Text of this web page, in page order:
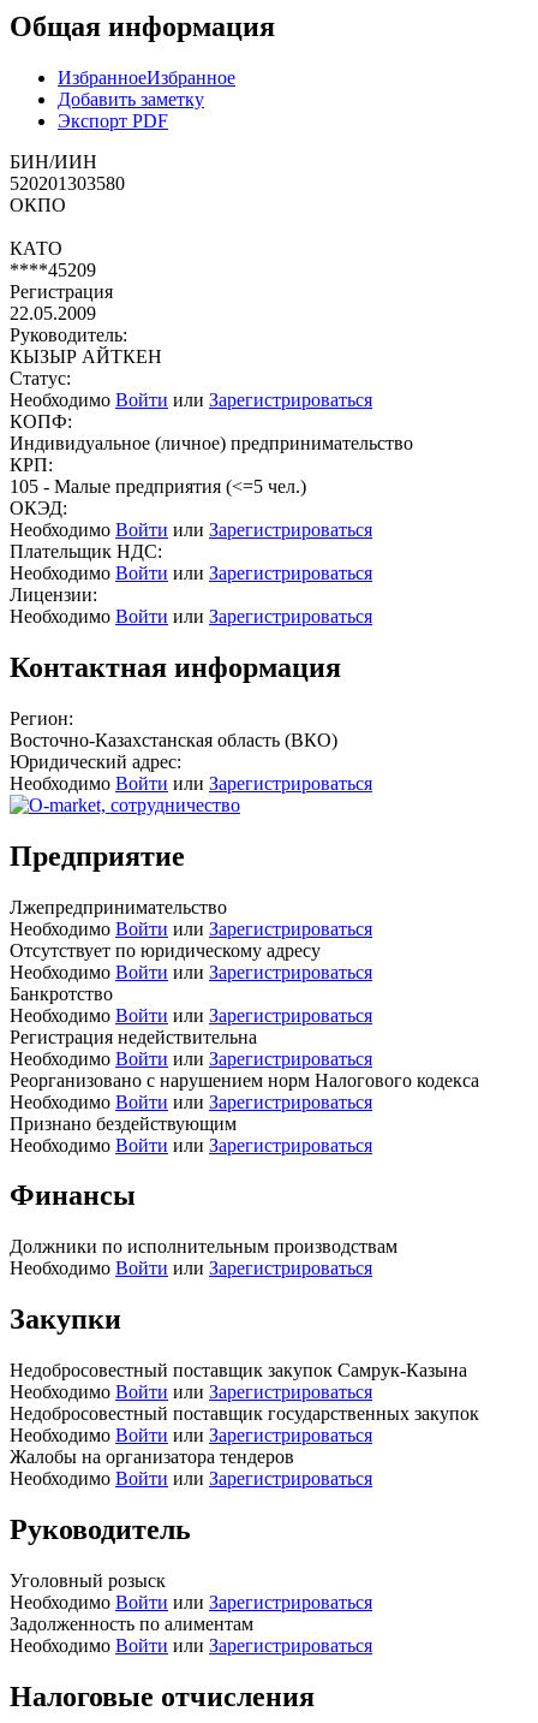
Общая информация
ИзбранноеИзбранное
Добавить заметку
Экспорт PDF
БИН/ИИН
520201303580
ОКПО
КАТО
****45209
Регистрация
22.05.2009
Руководитель:
КЫЗЫР АЙТКЕН
Статус:
Необходимо Войти или Зарегистрироваться
КОПФ:
Индивидуальное (личное) предпринимательство
КРП:
105 - Малые предприятия (<=5 чел.)
ОКЭД:
Необходимо Войти или Зарегистрироваться
Плательщик НДС:
Необходимо Войти или Зарегистрироваться
Лицензии:
Необходимо Войти или Зарегистрироваться
Контактная информация
Регион:
Восточно-Казахстанская область (ВКО)
Юридический адрес:
Необходимо Войти или Зарегистрироваться
Предприятие
Лжепредпринимательство
Необходимо Войти или Зарегистрироваться
Отсутствует по юридическому адресу
Необходимо Войти или Зарегистрироваться
Банкротство
Необходимо Войти или Зарегистрироваться
Регистрация недействительна
Необходимо Войти или Зарегистрироваться
Реорганизовано с нарушением норм Налогового кодекса
Необходимо Войти или Зарегистрироваться
Признано бездействующим
Необходимо Войти или Зарегистрироваться
Финансы
Должники по исполнительным производствам
Необходимо Войти или Зарегистрироваться
Закупки
Недобросовестный поставщик закупок Самрук-Казына
Необходимо Войти или Зарегистрироваться
Недобросовестный поставщик государственных закупок
Необходимо Войти или Зарегистрироваться
Жалобы на организатора тендеров
Необходимо Войти или Зарегистрироваться
Руководитель
Уголовный розыск
Необходимо Войти или Зарегистрироваться
Задолженность по алиментам
Необходимо Войти или Зарегистрироваться
Налоговые отчисления